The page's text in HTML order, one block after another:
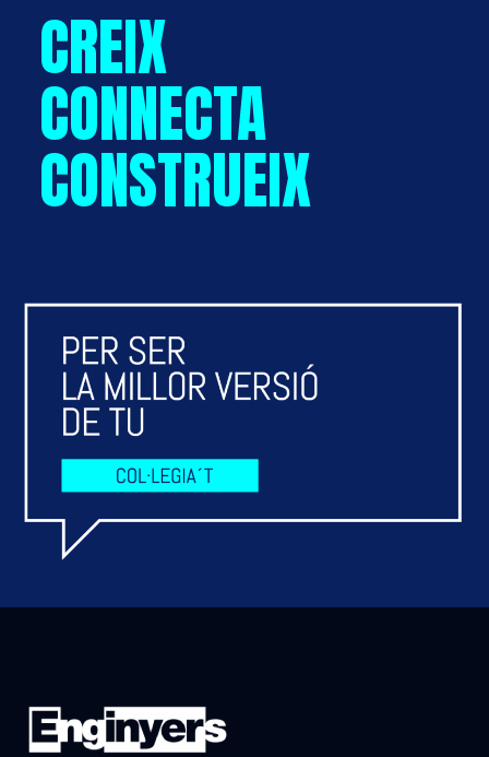
CREIX
CONNECTA
CONSTRUEIX